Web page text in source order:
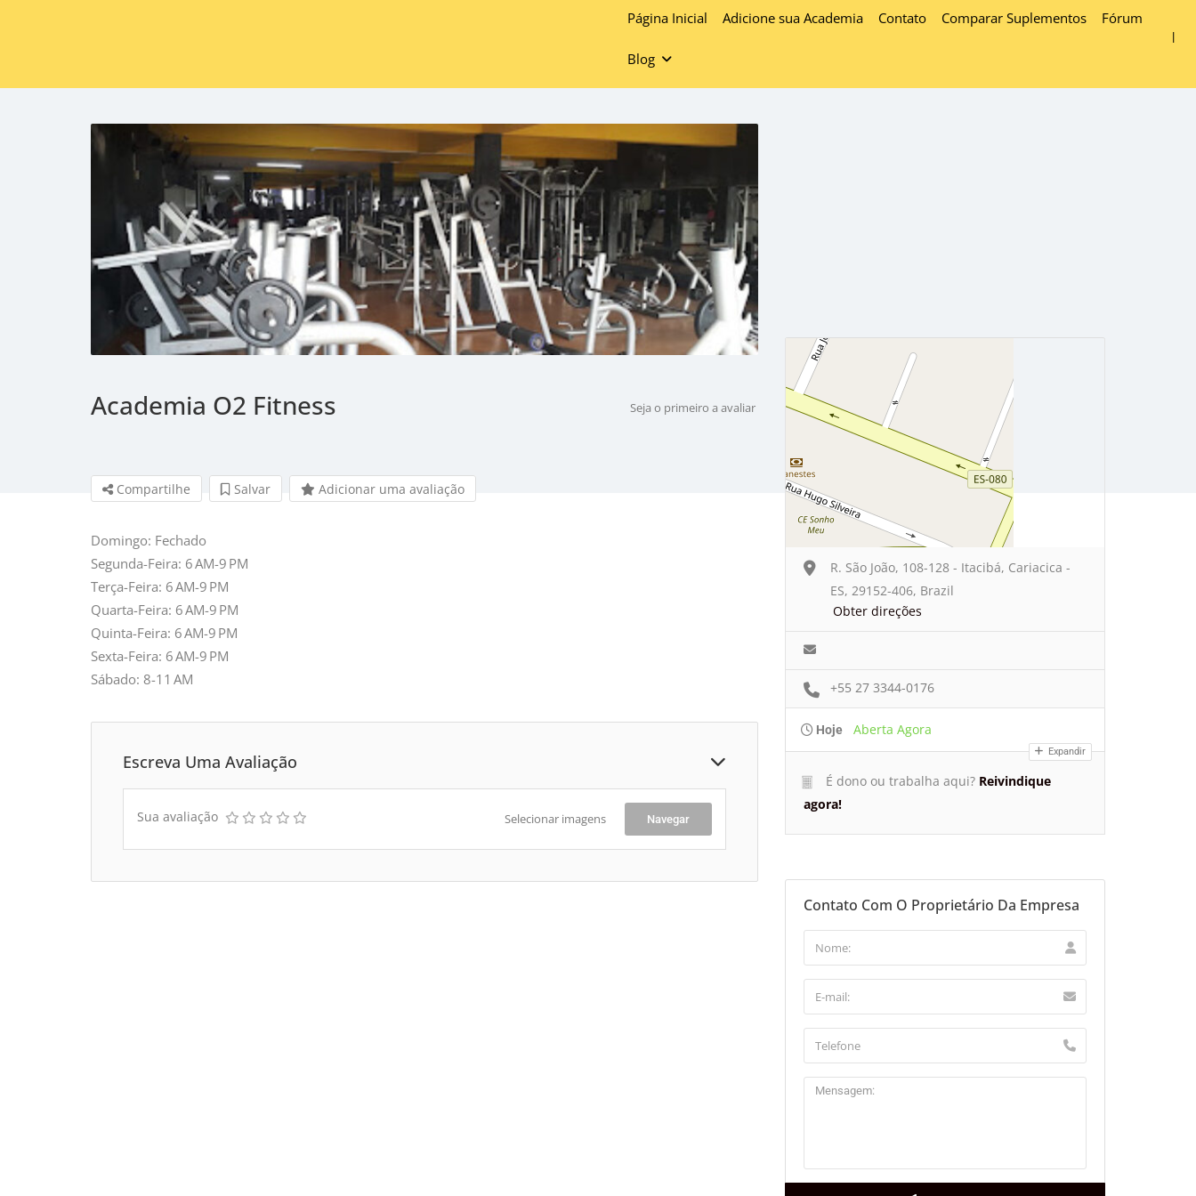
Página Inicial Adicione sua Academia Contato Comparar Suplementos Fórum
Blog
Academia O2 Fitness Seja o primeiro a avaliar
Compartilhe Salvar Adicionar uma avaliação
Domingo: Fechado
Segunda-Feira: 6 AM-9 PM
Terça-Feira: 6 AM-9 PM
Quarta-Feira: 6 AM-9 PM
Quinta-Feira: 6 AM-9 PM
Sexta-Feira: 6 AM-9 PM
Sábado: 8-11 AM
Escreva Uma Avaliação
Sua avaliação Selecionar imagens Navegar
R. São João, 108-128 - Itacibá, Cariacica -
ES, 29152-406, Brazil
Obter direções
+55 27 3344-0176
Hoje Aberta Agora
Expandir
É dono ou trabalha aqui? Reivindique
agora!
Contato Com O Proprietário Da Empresa